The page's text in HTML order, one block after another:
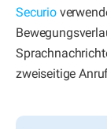
Securio
zweiseitige